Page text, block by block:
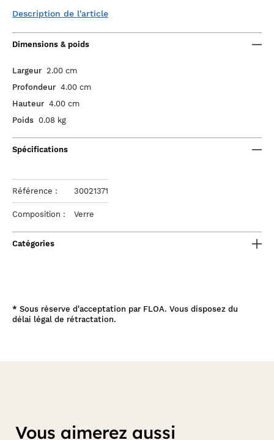
Description de l'article
Dimensions & poids
Largeur 2.00 cm
Profondeur 4.00 cm
Hauteur 4.00 cm
Poids 0.08 kg
Spécifications
Référence : 30021371
Composition : Verre
Catégories
* Sous réserve d'acceptation par FLOA. Vous disposez du
délai légal de rétractation.
Vous aimerez aussi